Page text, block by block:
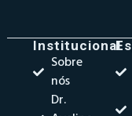
Institucional
Sobre
nós
Dr.